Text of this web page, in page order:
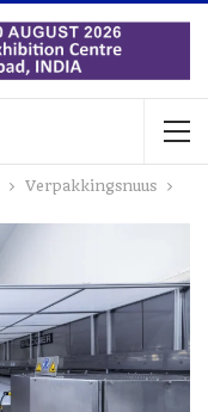
Verpakkingsnuus